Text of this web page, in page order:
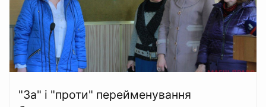
"За" і "проти" перейменування